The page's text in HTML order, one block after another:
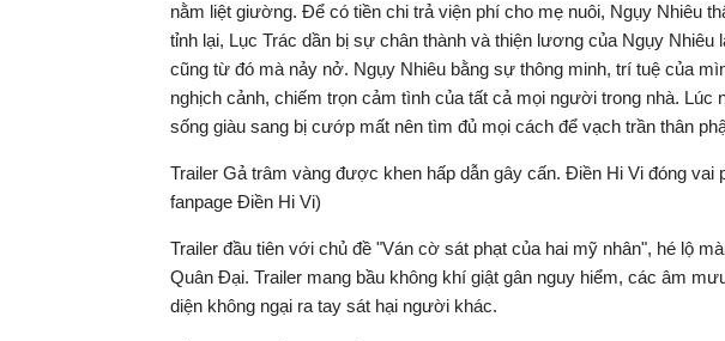
nằm liệt giường. Để có tiền chi trả viện phí cho mẹ nuôi, Ngụy Nhiêu
tỉnh lại, Lục Trác dần bị sự chân thành và thiện lương của Ngụy
cũng từ đó mà nảy nở. Ngụy Nhiêu bằng sự thông minh, trí tuệ của
nghịch cảnh, chiếm trọn cảm tình của tất cả mọi người trong nhà. Lúc
sống giàu sang bị cướp mất nên tìm đủ mọi cách để vạch trần thân
Trailer Gả trâm vàng được khen hấp dẫn gây cấn. Điền Hi Vi đóng vai
fanpage Điền Hi Vi)
Trailer đầu tiên với chủ đề "Ván cờ sát phạt của hai mỹ nhân", hé lộ
Quân Đại. Trailer mang bầu không khí giật gân nguy hiểm, các âm
diện không ngại ra tay sát hại người khác.